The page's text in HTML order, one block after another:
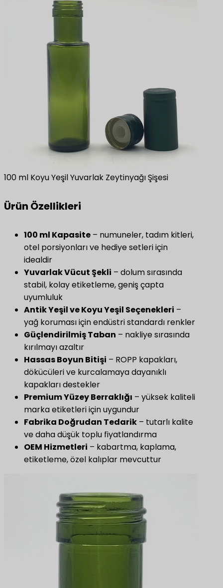
100 ml Koyu Yeşil Yuvarlak Zeytinyağı Şişesi
Ürün Özellikleri
100 ml Kapasite – numuneler, tadım kitleri,
otel porsiyonları ve hediye setleri için
idealdir
Yuvarlak Vücut Şekli – dolum sırasında
stabil, kolay etiketleme, geniş çapta
uyumluluk
Antik Yeşil ve Koyu Yeşil Seçenekleri –
yağ koruması için endüstri standardı renkler
Güçlendirilmiş Taban – nakliye sırasında
kırılmayı azaltır
Hassas Boyun Bitişi – ROPP kapakları,
dökücüleri ve kurcalamaya dayanıklı
kapakları destekler
Premium Yüzey Berraklığı – yüksek kaliteli
marka etiketleri için uygundur
Fabrika Doğrudan Tedarik – tutarlı kalite
ve daha düşük toplu fiyatlandırma
OEM Hizmetleri – kabartma, kaplama,
etiketleme, özel kalıplar mevcuttur